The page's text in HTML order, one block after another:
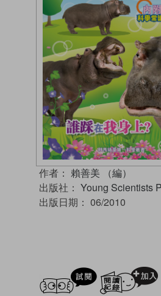
作者： 賴善美 （編）
出版社： Young Scientists
出版日期： 06/2010
試閲